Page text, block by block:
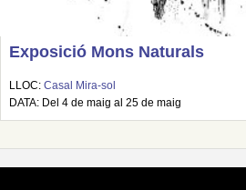
Exposició Mons Naturals
LLOC: Casal Mira-sol
DATA: Del 4 de maig al 25 de maig